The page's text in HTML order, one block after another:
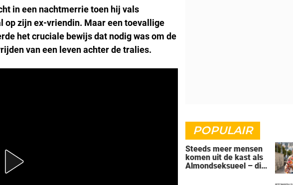
in een nachtmerrie toen hij vals
op zijn ex-vriendin. Maar een toevallige
het cruciale bewijs dat nodig was om de
van een leven achter de tralies.
POPULAIR
Steeds meer mensen
komen uit de kast als
Almondseksueel – dit